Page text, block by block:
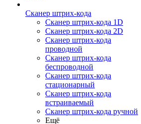
Сканер штрих-кода
Сканер штрих-кода 1D
Сканер штрих-кода 2D
Сканер штрих-кода
проводной
Сканер штрих-кода
беспроводной
Сканер штрих-кода
стационарный
Сканер штрих-кода
встраиваемый
Сканер штрих-кода ручной
Ещё